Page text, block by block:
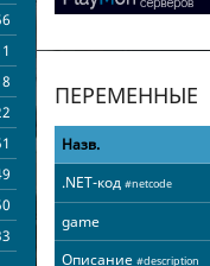
ПЕРЕМЕННЫЕ
Назв.
.NET-код #netcode
game
Описание #description